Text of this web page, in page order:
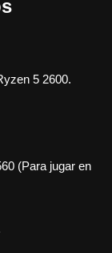
5 2600.
(Para jugar en